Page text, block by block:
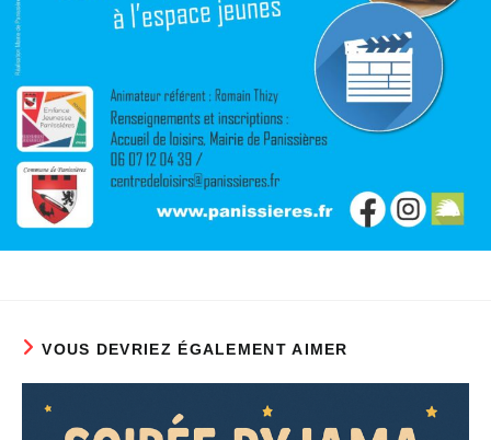
VOUS DEVRIEZ ÉGALEMENT AIMER